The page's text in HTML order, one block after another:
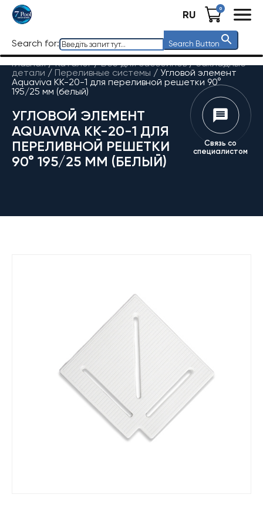
RU 0
Search for: Search Button
Главная / Каталог/Все для бассейнов/Закладные
детали / Переливные системы / Угловой элемент
Aquaviva KK-20-1 для переливной решетки 90°
195/25 мм (белый)
УГЛОВОЙ ЭЛЕМЕНТ
AQUAVIVA KK-20-1 ДЛЯ
ПЕРЕЛИВНОЙ РЕШЕТКИ
90° 195/25 ММ (БЕЛЫЙ)
Связь со
специалистом